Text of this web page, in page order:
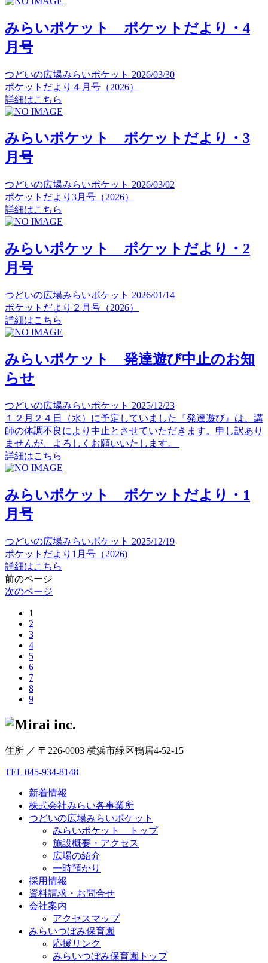
みらいポケット ポケットだより・4
月号
つどいの広場みらいポケット 2026/03/30
ポケットだより４月号（2026）
詳細はこちら
みらいポケット ポケットだより・3
月号
つどいの広場みらいポケット 2026/03/02
ポケットだより3月号（2026）
詳細はこちら
みらいポケット ポケットだより・2
月号
つどいの広場みらいポケット 2026/01/14
ポケットだより２月号（2026）
詳細はこちら
みらいポケット 発達遊び中止のお知
らせ
つどいの広場みらいポケット 2025/12/23
１２月２４日（水）に予定していました『発達遊び』は、講
師の体調不良により中止とさせていただきます。申し訳あり
ませんが、よろしくお願いいたします。
詳細はこちら
みらいポケット ポケットだより・1
月号
つどいの広場みらいポケット 2025/12/19
ポケットだより1月号（2026)
詳細はこちら
前のページ
次のページ
1
2
3
4
5
6
7
8
9
住所 ／ 〒226-0003 横浜市緑区鴨居4-52-15
TEL 045-934-8148
新着情報
株式会社みらい各事業所
つどいの広場みらいポケット
みらいポケット トップ
施設概要・アクセス
広場の紹介
一時預かり
採用情報
資料請求・お問合せ
会社案内
アクセスマップ
みらいつぼみ保育園
応援リンク
みらいつぼみ保育園トップ